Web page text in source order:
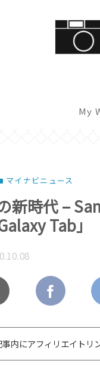
My
マイナビニュース
新時代 –
Tab」
事内にアフィリエイトリ